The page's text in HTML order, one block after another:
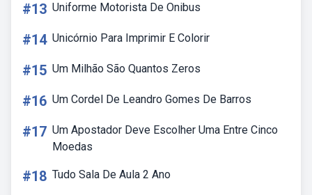
#13 Uniforme Motorista De Onibus
#14 Unicórnio Para Imprimir E Colorir
#15 Um Milhão São Quantos Zeros
#16 Um Cordel De Leandro Gomes De Barros
#17 Um Apostador Deve Escolher Uma Entre Cinco
Moedas
#18 Tudo Sala De Aula 2 Ano